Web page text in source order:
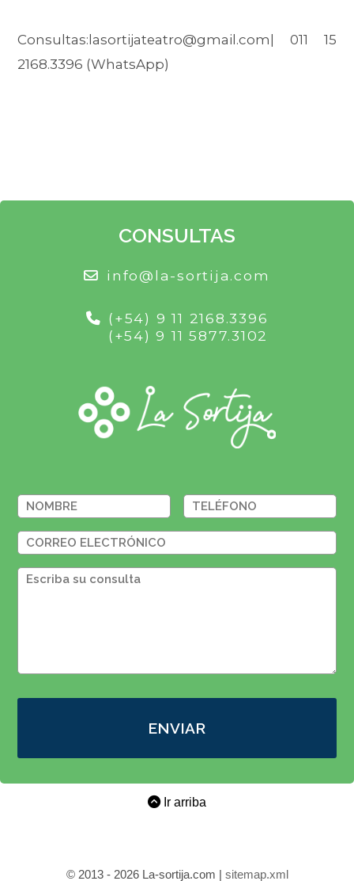
Consultas:lasortijateatro@gmail.com| 011 15
2168.3396 (WhatsApp)
CONSULTAS
info@la-sortija.com
(+54) 9 11 2168.3396
(+54) 9 11 5877.3102
ENVIAR
Ir arriba
© 2013 - 2026 La-sortija.com | sitemap.xml